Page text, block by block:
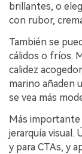
brillantes, o
con rubor,
También se
cálidos o fríos.
calidez
marino añaden
se vea más
Más importante
jerarquía visual.
y para CTAs, y